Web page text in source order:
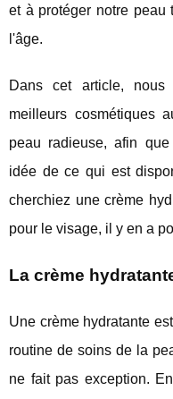
et à protéger notre peau
l'âge.
Dans cet article,
meilleurs cosmétiques
peau radieuse, afin
idée de ce qui est
cherchiez une crème
pour le visage, il y en a
La crème
Une crème hydratante
routine de soins de la
ne fait pas exception.